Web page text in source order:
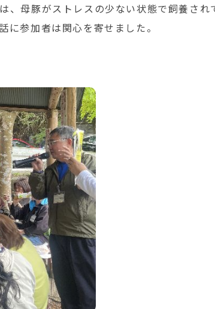
、母豚がストレスの少ない状態で飼養され
参加者は関心を寄せました。